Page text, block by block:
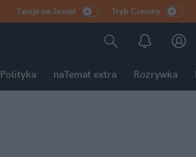
Twoje na:Temat Tryb Ciemny
Polityka naTemat extra Rozrywka